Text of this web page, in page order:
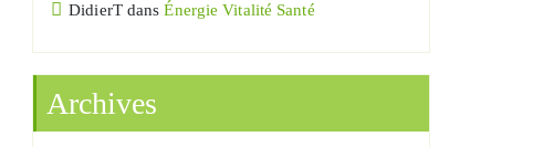
DidierTdansÉnergie Vitalité Santé
Archives